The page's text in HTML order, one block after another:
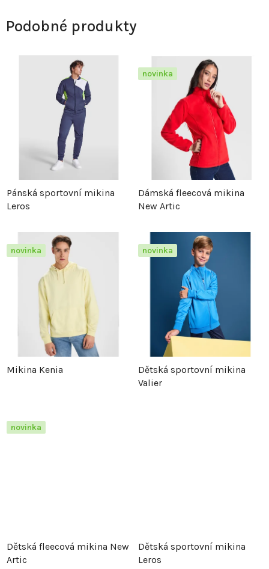
Podobné produkty
Pánská sportovní mikina
Leros
novinka
Dámská fleecová mikina
New Artic
novinka
Mikina Kenia
novinka
Dětská sportovní mikina
Valier
novinka
Dětská fleecová mikina New
Artic
Dětská sportovní mikina
Leros